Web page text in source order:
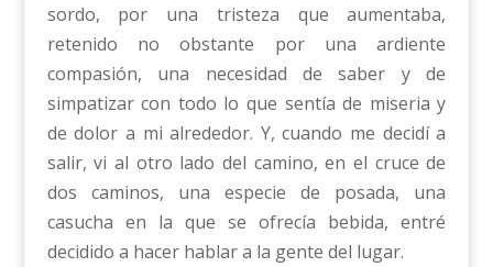
sordo, por una tristeza que aumentaba,
retenido no obstante por una ardiente
compasión, una necesidad de saber y de
simpatizar con todo lo que sentía de miseria y
de dolor a mi alrededor. Y, cuando me decidí a
salir, vi al otro lado del camino, en el cruce de
dos caminos, una especie de posada, una
casucha en la que se ofrecía bebida, entré
decidido a hacer hablar a la gente del lugar.